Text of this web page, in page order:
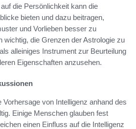
die Persönlichkeit kann die
bieten und dazu beitragen,
und Vorlieben besser zu
wichtig, die Grenzen der Astrologie zu
alleiniges Instrument zur Beurteilung
Eigenschaften anzusehen.
von Intelligenz anhand des
Einige Menschen glauben fest
einen Einfluss auf die Intelligenz